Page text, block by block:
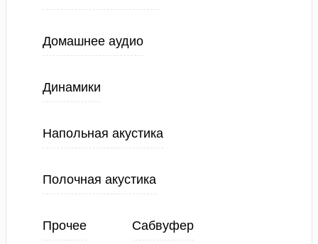
Домашнее аудио
Динамики
Напольная акустика
Полочная акустика
Прочее Сабвуфер